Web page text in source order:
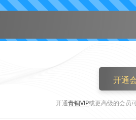
开通
开通青铜VIP或更高级的会员